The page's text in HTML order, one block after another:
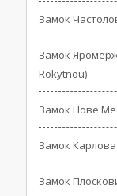
Замок
Замок
Rokytnou)
Замок Нове
Замок
Замок